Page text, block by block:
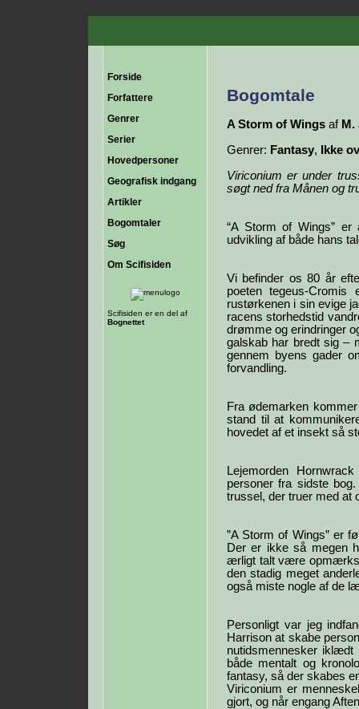
Forside
Forfattere
Genrer
Serier
Hovedpersoner
Geografisk indgang
Artikler
Bogomtaler
Søg
Om Scifisiden
Scifisiden er en del af
Bognettet
Bogomtale
A Storm of Wings af
Genrer: Fantasy,
Ikke
Viriconium er under
søgt ned fra Månen og
“A Storm of Wings” er
udvikling af både hans
Vi befinder os 80 år
poeten tegeus-
rustørkenen i sin evige
racens storhedstid
drømme og erindringer
galskab har bredt sig –
gennem byens gader
forvandling.
Fra ødemarken
stand til at
hovedet af et insekt så
Lejemorden
personer fra sidste
trussel, der truer med at
”A Storm of Wings” er
Der er ikke så megen
ærligt talt være
den stadig meget
også miste nogle af de
Personligt var jeg
Harrison at skabe
nutidsmennesker
både mentalt og
fantasy, så der skabes
Viriconium er
gjort, og når engang